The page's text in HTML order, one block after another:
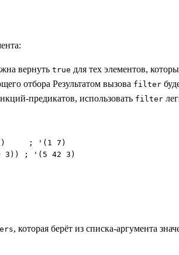
вернуть true для тех элементов,
отбора Результатом вызова filter
предикатов, использовать filter
; '(1 7)
3)) ; '(5 42 3)
, которая берёт из списка-аргумента